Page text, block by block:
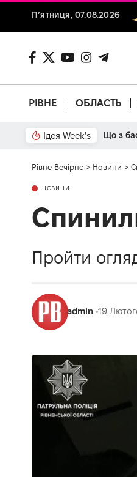
П’ятниця, 07.08.2026
РІВНЕ ОБЛАСТЬ
Ідея Week's Що з
Рівне Вечірнє > Новини >
НОВИНИ
Пройти
admin 19